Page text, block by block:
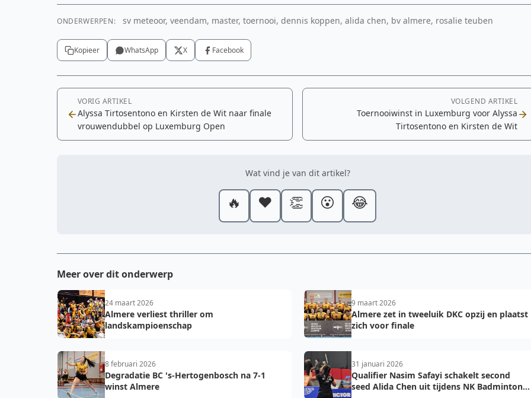
ONDERWERPEN: sv meteoor, veendam, master, toernooi, dennis koppen, alida chen, bv almere, rosalie teuben
Kopieer WhatsApp X Facebook
VORIG ARTIKEL
Alyssa Tirtosentono en Kirsten de Wit naar finale
vrouwendubbel op Luxemburg Open
VOLGEND ARTIKEL
Toernooiwinst in Luxemburg voor Alyssa
Tirtosentono en Kirsten de Wit
Wat vind je van dit artikel?
🔥 ❤️ 👏 😮 😂
Meer over dit onderwerp
24 maart 2026
Almere verliest thriller om
landskampioenschap
9 maart 2026
Almere zet in tweeluik DKC opzij en plaatst
zich voor finale
8 februari 2026
Degradatie BC 's-Hertogenbosch na 7-1
winst Almere
31 januari 2026
Qualifier Nasim Safayi schakelt second
seed Alida Chen uit tijdens NK Badminton